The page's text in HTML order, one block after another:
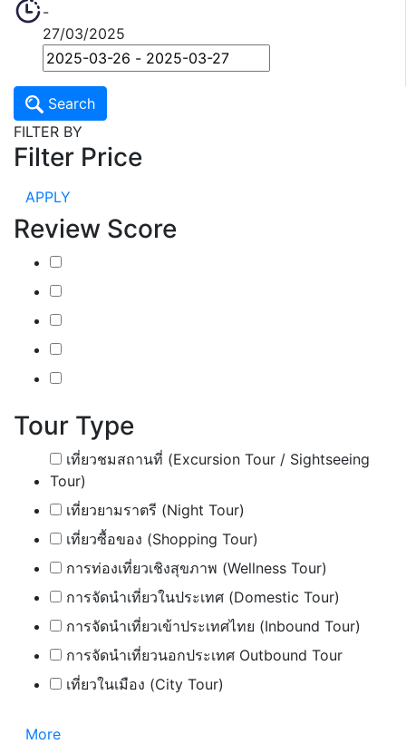
-
27/03/2025
Search
FILTER BY
Filter Price
APPLY
Review Score
Tour Type
เที่ยวชมสถานที่ (Excursion Tour / Sightseeing
Tour)
เที่ยวยามราตรี (Night Tour)
เที่ยวซื้อของ (Shopping Tour)
การท่องเที่ยวเชิงสุขภาพ (Wellness Tour)
การจัดนำเที่ยวในประเทศ (Domestic Tour)
การจัดนำเที่ยวเข้าประเทศไทย (Inbound Tour)
การจัดนำเที่ยวนอกประเทศ Outbound Tour
เที่ยวในเมือง (City Tour)
More